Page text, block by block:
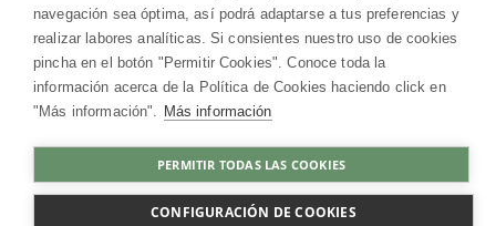
COMPRAR
HerbolarioWeb © 2026. All Rights Reserved
navegación sea óptima, así podrá adaptarse a tus preferencias y
realizar labores analíticas. Si consientes nuestro uso de cookies
pincha en el botón "Permitir Cookies". Conoce toda la
información acerca de la Política de Cookies haciendo click en
"Más información". Más información
PERMITIR TODAS LAS COOKIES
CONFIGURACIÓN DE COOKIES